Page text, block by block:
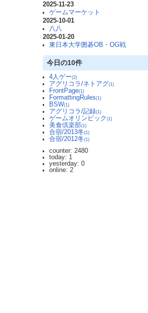
2025-11-23
ゲームマーケット
2025-10-01
八八
2025-01-20
東日本大学囲碁OB・OG戦
今日の10件
4人ゲー(2)
アグリコラ/ネトアグ(1)
FrontPage(1)
FormattingRules(1)
BSW(1)
アグリコラ/記録(1)
ゲームオリンピック (1)
美食倶楽部(1)
合宿/2013冬(1)
合宿/2012冬(1)
counter: 2480
today: 1
yesterday: 0
online: 2